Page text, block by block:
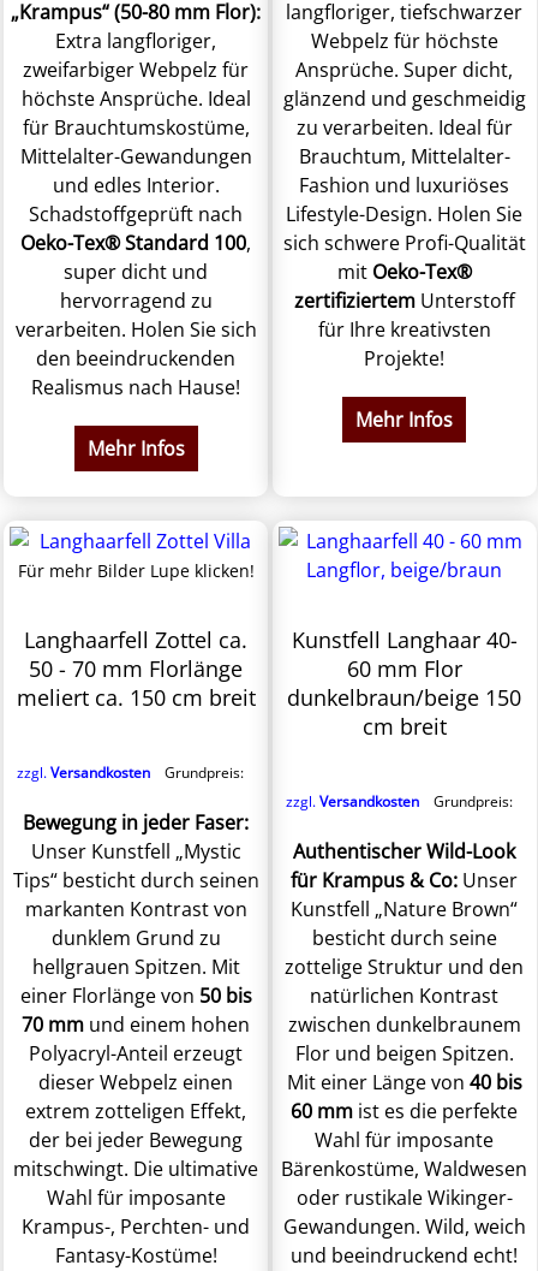
„Krampus“ (50-80 mm Flor):
Extra langfloriger,
zweifarbiger Webpelz für
höchste Ansprüche. Ideal
für Brauchtumskostüme,
Mittelalter-Gewandungen
und edles Interior.
Schadstoffgeprüft nach
Oeko-Tex® Standard 100,
super dicht und
hervorragend zu
verarbeiten. Holen Sie sich
den beeindruckenden
Realismus nach Hause!
Mehr Infos
langfloriger, tiefschwarzer
Webpelz für höchste
Ansprüche. Super dicht,
glänzend und geschmeidig
zu verarbeiten. Ideal für
Brauchtum, Mittelalter-
Fashion und luxuriöses
Lifestyle-Design. Holen Sie
sich schwere Profi-Qualität
mit Oeko-Tex®
zertifiziertemUnterstoff
für Ihre kreativsten
Projekte!
Mehr Infos
Für mehr Bilder Lupe klicken!
Langhaarfell Zottel ca.
50 - 70 mm Florlänge
meliert ca. 150 cm breit
zzgl.Versandkosten Grundpreis:
Bewegung in jeder Faser:
Unser Kunstfell „Mystic
Tips“ besticht durch seinen
markanten Kontrast von
dunklem Grund zu
hellgrauen Spitzen. Mit
einer Florlänge von 50 bis
70 mm und einem hohen
Polyacryl-Anteil erzeugt
dieser Webpelz einen
extrem zotteligen Effekt,
der bei jeder Bewegung
mitschwingt. Die ultimative
Wahl für imposante
Krampus-, Perchten- und
Fantasy-Kostüme!
Kunstfell Langhaar 40-
60 mm Flor
dunkelbraun/beige 150
cm breit
zzgl.Versandkosten Grundpreis:
Authentischer Wild-Look
für Krampus & Co: Unser
Kunstfell „Nature Brown“
besticht durch seine
zottelige Struktur und den
natürlichen Kontrast
zwischen dunkelbraunem
Flor und beigen Spitzen.
Mit einer Länge von 40 bis
60 mm ist es die perfekte
Wahl für imposante
Bärenkostüme, Waldwesen
oder rustikale Wikinger-
Gewandungen. Wild, weich
und beeindruckend echt!